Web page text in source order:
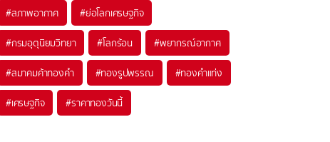
#สภาพอากาศ #ย่อโลกเศรษฐกิจ
#กรมอุตุนิยมวิทยา #โลกร้อน #พยากรณ์อากาศ
#สมาคมค้าทองคำ #ทองรูปพรรณ #ทองคำแท่ง
#เศรษฐกิจ #ราคาทองวันนี้